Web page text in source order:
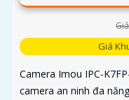
Giá
Camera Imou IPC-
camera an ninh đa